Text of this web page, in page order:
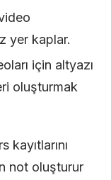
yer kaplar.
için altyazı
oluşturmak
kayıtlarını
not oluşturur